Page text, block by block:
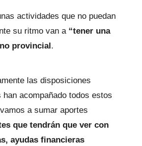
actividades que no puedan
su ritmo van a“tener una
provincial.
las disposiciones
han acompañado todos estos
a sumar aportes
que tendrán que ver con
ayudas financieras